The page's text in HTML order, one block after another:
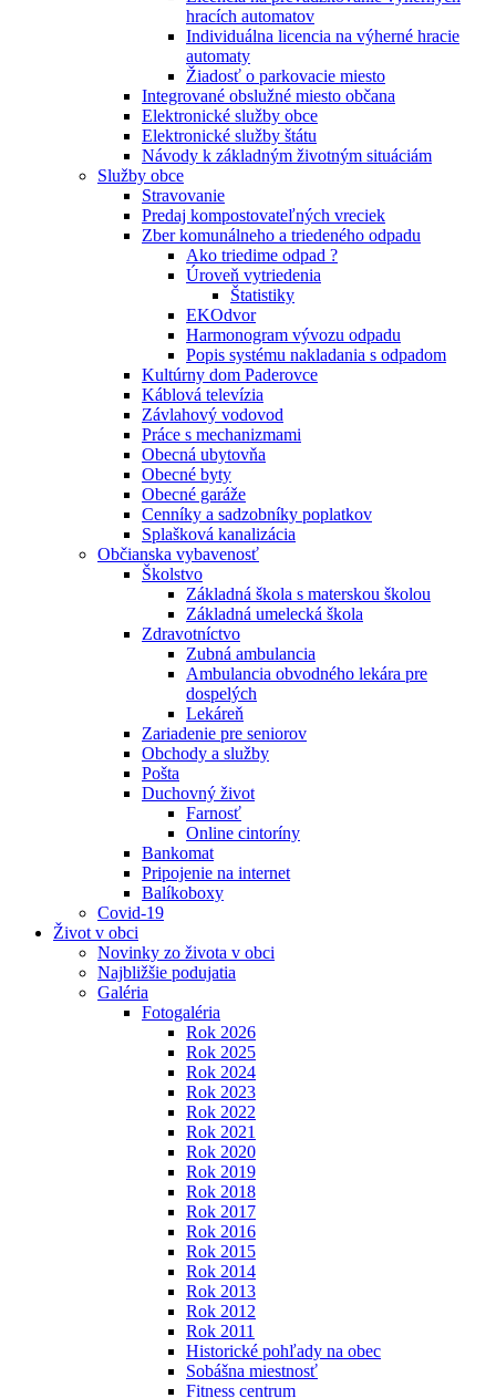
hracích automatov
Individuálna licencia na výherné hracie
automaty
Žiadosť o parkovacie miesto
Integrované obslužné miesto občana
Elektronické služby obce
Elektronické služby štátu
Návody k základným životným situáciám
Služby obce
Stravovanie
Predaj kompostovateľných vreciek
Zber komunálneho a triedeného odpadu
Ako triedime odpad ?
Úroveň vytriedenia
Štatistiky
EKOdvor
Harmonogram vývozu odpadu
Popis systému nakladania s odpadom
Kultúrny dom Paderovce
Káblová televízia
Závlahový vodovod
Práce s mechanizmami
Obecná ubytovňa
Obecné byty
Obecné garáže
Cenníky a sadzobníky poplatkov
Splašková kanalizácia
Občianska vybavenosť
Školstvo
Základná škola s materskou školou
Základná umelecká škola
Zdravotníctvo
Zubná ambulancia
Ambulancia obvodného lekára pre
dospelých
Lekáreň
Zariadenie pre seniorov
Obchody a služby
Pošta
Duchovný život
Farnosť
Online cintoríny
Bankomat
Pripojenie na internet
Balíkoboxy
Covid-19
Život v obci
Novinky zo života v obci
Najbližšie podujatia
Galéria
Fotogaléria
Rok 2026
Rok 2025
Rok 2024
Rok 2023
Rok 2022
Rok 2021
Rok 2020
Rok 2019
Rok 2018
Rok 2017
Rok 2016
Rok 2015
Rok 2014
Rok 2013
Rok 2012
Rok 2011
Historické pohľady na obec
Sobášna miestnosť
Fitness centrum